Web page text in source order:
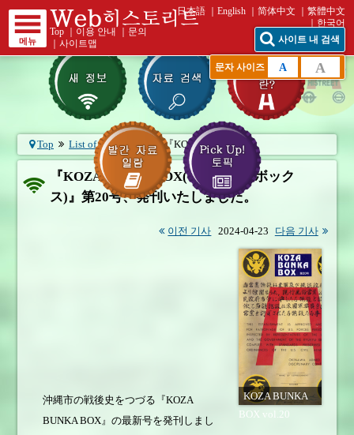
메뉴
Top 이용 안내
문의
｜사이트맵
日本語 English 简体中文
繁體中文
한국어
사이트 내 검색
문자 사이즈 A A
Top List of What's New 『KOZA BUNKA ...
『KOZA BUNKA BOX(コザブンカボック
ス)』第20号、発刊いたしました。
이전 기사 2024-04-23 다음 기사
KOZA BUNKA
BOX vol.20
沖縄市の戦後史をつづる『KOZA
BUNKA BOX』の最新号を発刊しまし